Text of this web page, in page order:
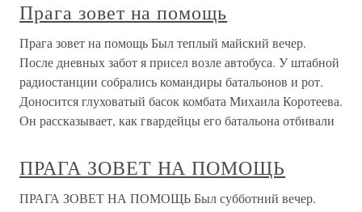
Прага зовет на помощь
Прага зовет на помощь Был теплый майский вечер.
После дневных забот я присел возле автобуса. У штабной
радиостанции собрались командиры батальонов и рот.
Доносится глуховатый басок комбата Михаила Коротеева.
Он рассказывает, как гвардейцы его батальона отбивали
ПРАГА ЗОВЕТ НА ПОМОЩЬ
ПРАГА ЗОВЕТ НА ПОМОЩЬ Был субботний вечер.